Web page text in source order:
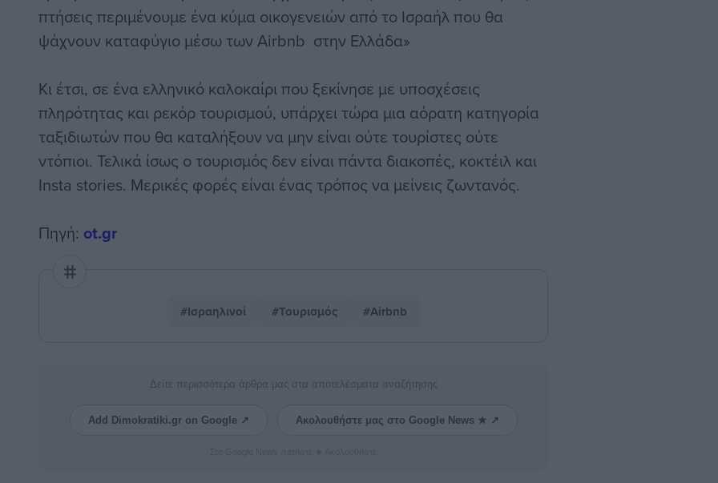
πτήσεις περιμένουμε ένα κύμα οικογενειών από το Ισραήλ που θα
ψάχνουν καταφύγιο μέσω των Airbnb στην Ελλάδα»
Κι έτσι, σε ένα ελληνικό καλοκαίρι που ξεκίνησε με υποσχέσεις
πληρότητας και ρεκόρ τουρισμού, υπάρχει τώρα μια αόρατη κατηγορία
ταξιδιωτών που θα καταλήξουν να μην είναι ούτε τουρίστες ούτε
ντόπιοι. Τελικά ίσως ο τουρισμός δεν είναι πάντα διακοπές, κοκτέιλ και
Insta stories. Μερικές φορές είναι ένας τρόπος να μείνεις ζωντανός.
Πηγή: ot.gr
#Ισραηλινοί #Τουρισμός #Airbnb
Δείτε περισσότερα άρθρα μας στα αποτελέσματα αναζήτησης
Add Dimokratiki.gr on Google ↗ Ακολουθήστε μας στο Google News ★ ↗